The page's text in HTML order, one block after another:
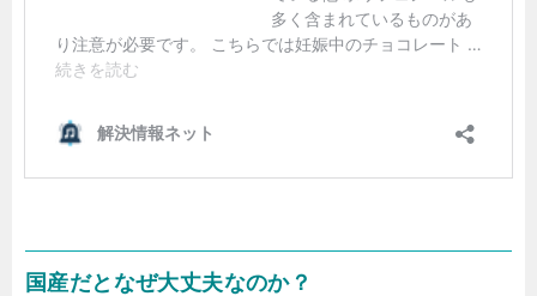
国産だとなぜ大丈夫なのか？